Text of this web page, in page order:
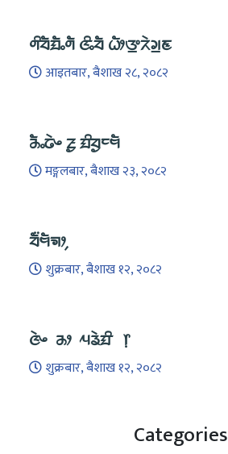
ᤛᤡᤔᤠᤀᤠᤱᤛᤠ ᤜᤡᤱᤔᤠ ᤐᤥᤅ᤻ᤖᤧᤆ᤻ᤇ
आइतबार, बैशाख २८, २०८२
ᤌᤠᤱᤒᤧᤴ ᤏᤢ ᤀᤡᤔᤢᤰᤗᤠ
मङ्गलबार, बैशाख २३, २०८२
ᤔᤠ᤺ᤗᤠᤈᤣ᤹
शुक्रबार, बैशाख १२, २०८२
ᤜᤧᤴ ᤌᤣ ᤘᤕᤧᤀᤡ ᥅
शुक्रबार, बैशाख १२, २०८२
Categories